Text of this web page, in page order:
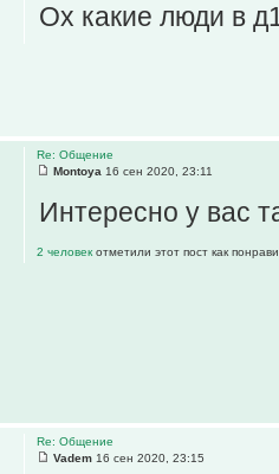
Ох какие люди в
Re: Общение
Montoya 16 сен 2020, 23:11
Интересно у вас
2 человек отметили этот пост как
Re: Общение
Vadem 16 сен 2020, 23:15